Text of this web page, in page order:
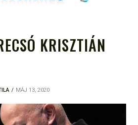
OLVASÁS
TÁMOGATÓJA
KRISZTIÁN
MÁJ 13, 2020